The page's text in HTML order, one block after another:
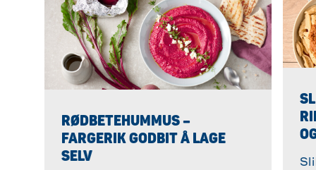
RØDBETEHUMMUS –
FARGERIK GODBIT Å LAGE
SELV